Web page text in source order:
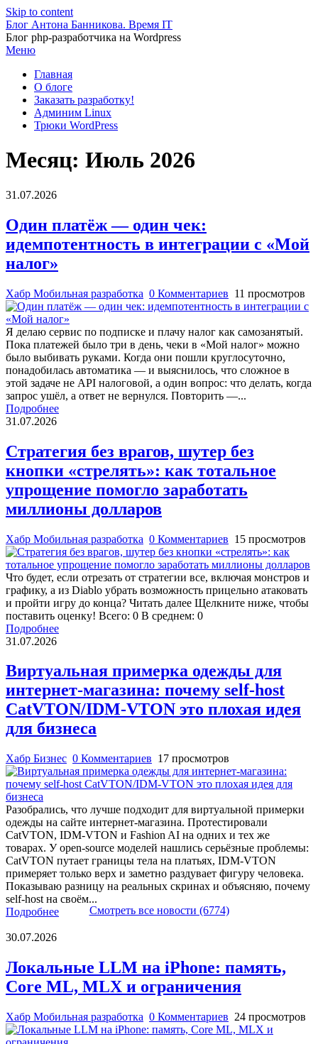
Skip to content
Блог Антона Банникова. Время IT
Блог php-разработчика на Wordpress
Меню
Главная
О блоге
Заказать разработку!
Админим Linux
Трюки WordPress
Месяц: Июль 2026
31.07.2026
Один платёж — один чек:
идемпотентность в интеграции с «Мой
налог»
Хабр Мобильная разработка 0 Комментариев 11 просмотров
Я делаю сервис по подписке и плачу налог как самозанятый.
Пока платежей было три в день, чеки в «Мой налог» можно
было выбивать руками. Когда они пошли круглосуточно,
понадобилась автоматика — и выяснилось, что сложное в
этой задаче не API налоговой, а один вопрос: что делать, когда
запрос ушёл, а ответ не вернулся. Повторить —...
Подробнее
31.07.2026
Стратегия без врагов, шутер без
кнопки «стрелять»: как тотальное
упрощение помогло заработать
миллионы долларов
Хабр Мобильная разработка 0 Комментариев 15 просмотров
Что будет, если отрезать от стратегии все, включая монстров и
графику, а из Diablo убрать возможность прицельно атаковать
и пройти игру до конца? Читать далее Щелкните ниже, чтобы
поставить оценку! Всего: 0 В среднем: 0
Подробнее
31.07.2026
Виртуальная примерка одежды для
интернет-магазина: почему self-host
CatVTON/IDM-VTON это плохая идея
для бизнеса
Хабр Бизнес 0 Комментариев 17 просмотров
Разобрались, что лучше подходит для виртуальной примерки
одежды на сайте интернет-магазина. Протестировали
CatVTON, IDM-VTON и Fashion AI на одних и тех же
товарах. У open-source моделей нашлись серьёзные проблемы:
CatVTON путает границы тела на платьях, IDM-VTON
примеряет только верх и заметно раздувает фигуру человека.
Показываю разницу на реальных скринах и объясняю, почему
self-host на своём...
Подробнее
Смотреть все новости (6774)
30.07.2026
Локальные LLM на iPhone: память,
Core ML, MLX и ограничения
Хабр Мобильная разработка 0 Комментариев 24 просмотров